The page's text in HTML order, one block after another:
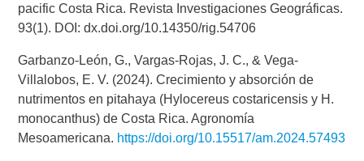
pacific Costa Rica. Revista Investigaciones Geográficas.
93(1). DOI: dx.doi.org/10.14350/rig.54706
Garbanzo-León, G., Vargas-Rojas, J. C., & Vega-
Villalobos, E. V. (2024). Crecimiento y absorción de
nutrimentos en pitahaya (Hylocereus costaricensis y H.
monocanthus) de Costa Rica. Agronomía
Mesoamericana. https://doi.org/10.15517/am.2024.57493